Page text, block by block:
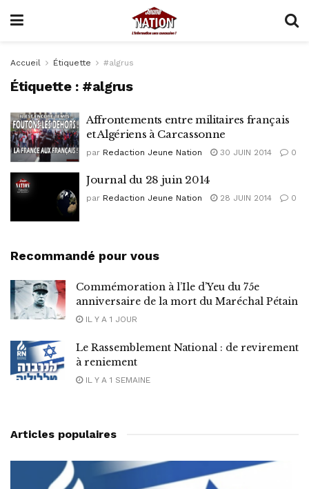
Accueil Étiquette #algrus
Étiquette : #algrus
Affrontements entre militaires français
et Algériens à Carcassonne
par Redaction Jeune Nation 30 JUIN 2014 0
Journal du 28 juin 2014
par Redaction Jeune Nation 28 JUIN 2014 0
Recommandé pour vous
Commémoration à l’Ile d’Yeu du 75e
anniversaire de la mort du Maréchal Pétain
IL Y A 1 JOUR
Le Rassemblement National : de revirement
à reniement
IL Y A 1 SEMAINE
Articles populaires